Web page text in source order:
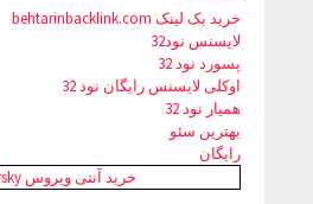
خرید بک لینک behtarinbacklink.com
لایسنس نود32
پسورد نود 32
اوکلی لایسنس رایگان نود 32
همیار نود 32
بهترین سئو
رایگان
خرید آنتی ویروس Kaspersky